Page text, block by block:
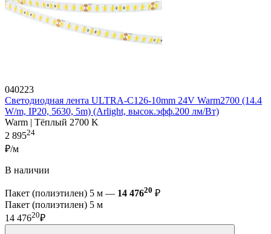
040223
Светодиодная лента ULTRA-C126-10mm 24V Warm2700 (14.4
W/m, IP20, 5630, 5m) (Arlight, высок.эфф.200 лм/Вт)
Warm | Тёплый 2700 K
2 89524
₽/м
В наличии
Пакет (полиэтилен) 5 м — 14 47620 ₽
Пакет (полиэтилен) 5 м
14 47620₽